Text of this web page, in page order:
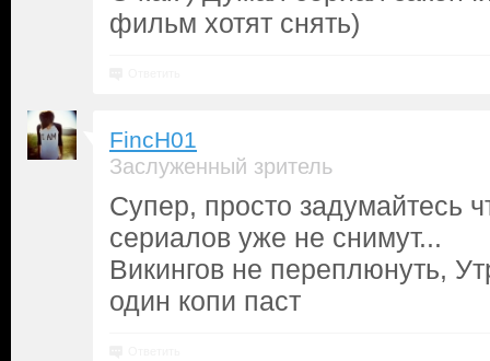
фильм хотят снять)
FincH01
Заслуженный зритель
Супер, просто задумайтесь
сериалов уже не снимут...
Викингов не переплюнуть,
один копи паст